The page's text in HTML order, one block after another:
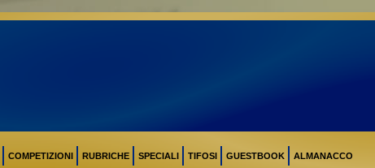
COMPETIZIONI RUBRICHE SPECIALI TIFOSI GUESTBOOK ALMANACCO